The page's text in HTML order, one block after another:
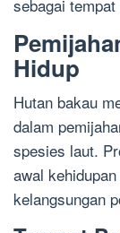
sebagai
Hidup
Hutan bakau
dalam
spesies laut.
awal
kelangsungan